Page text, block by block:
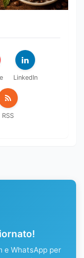
LinkedIn
RSS
e WhatsApp per